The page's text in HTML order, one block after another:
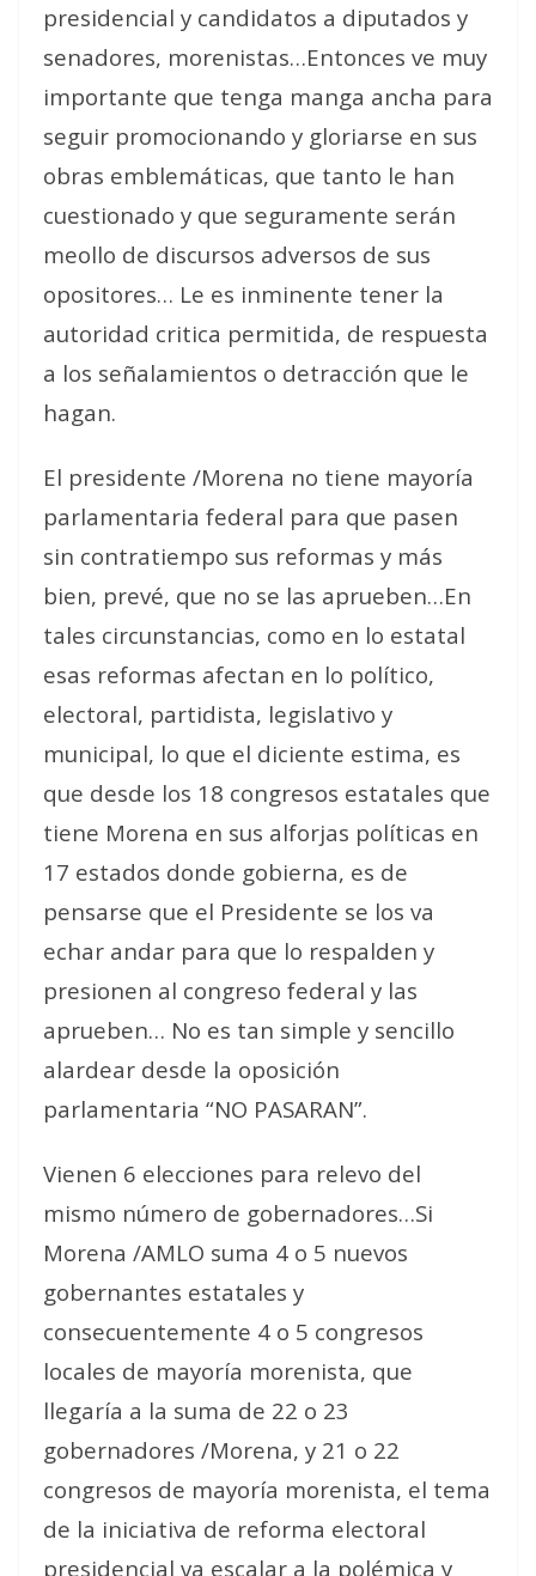
presidencial y candidatos a diputados y
senadores, morenistas…Entonces ve muy
importante que tenga manga ancha para
seguir promocionando y gloriarse en sus
obras emblemáticas, que tanto le han
cuestionado y que seguramente serán
meollo de discursos adversos de sus
opositores… Le es inminente tener la
autoridad critica permitida, de respuesta
a los señalamientos o detracción que le
hagan.
El presidente /Morena no tiene mayoría
parlamentaria federal para que pasen
sin contratiempo sus reformas y más
bien, prevé, que no se las aprueben…En
tales circunstancias, como en lo estatal
esas reformas afectan en lo político,
electoral, partidista, legislativo y
municipal, lo que el diciente estima, es
que desde los 18 congresos estatales que
tiene Morena en sus alforjas políticas en
17 estados donde gobierna, es de
pensarse que el Presidente se los va
echar andar para que lo respalden y
presionen al congreso federal y las
aprueben… No es tan simple y sencillo
alardear desde la oposición
parlamentaria “NO PASARAN”.
Vienen 6 elecciones para relevo del
mismo número de gobernadores…Si
Morena /AMLO suma 4 o 5 nuevos
gobernantes estatales y
consecuentemente 4 o 5 congresos
locales de mayoría morenista, que
llegaría a la suma de 22 o 23
gobernadores /Morena, y 21 o 22
congresos de mayoría morenista, el tema
de la iniciativa de reforma electoral
presidencial va escalar a la polémica y